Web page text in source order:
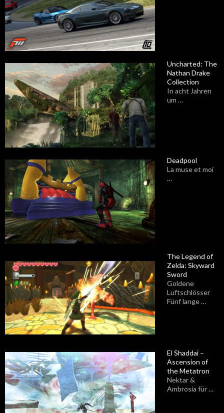
Uncharted: The
Nathan Drake
Collection
In acht Jahren
um …
Deadpool
La muse et moi
…
The Legend of
Zelda: Skyward
Sword
Goldene
Luftschlösser
Fünf lange …
El Shaddai –
Ascension of
the Metatron
Nektar &
Ambrosia für …